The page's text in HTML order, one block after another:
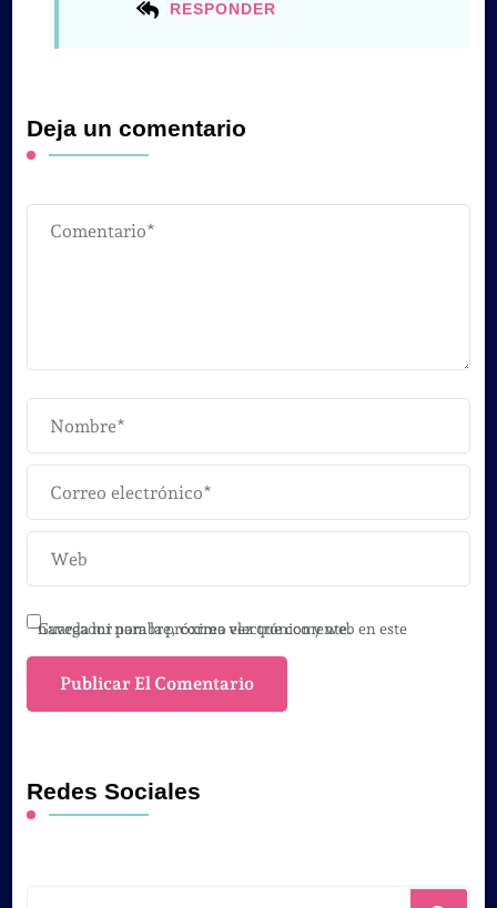
RESPONDER
Deja un comentario
Guarda mi nombre, correo electrónico y web en este navegador para la próxima vez que comente.
Redes Sociales